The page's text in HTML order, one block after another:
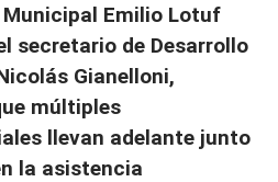
Emilio Lotuf
secretario de Desarrollo
Gianelloni,
múltiples
llevan adelante junto
la asistencia